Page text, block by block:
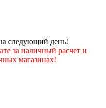
следующий день!
за наличный расчет и
магазинах!